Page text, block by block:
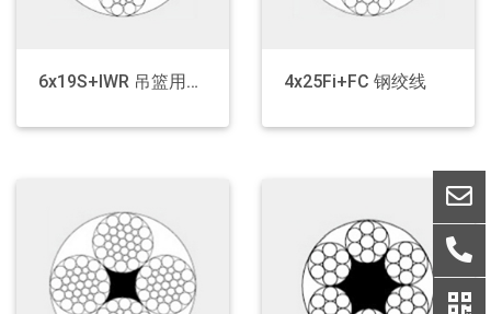
6x19S+IWR 吊篮用钢丝绳 4x25Fi+FC 钢绞线